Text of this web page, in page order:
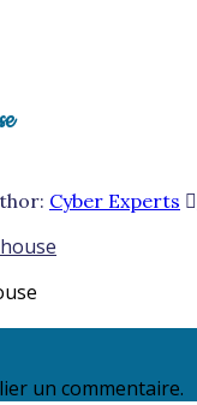
Cyber Experts
un commentaire.